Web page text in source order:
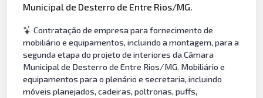
Municipal de Desterro de Entre Rios/MG.
Contratação de empresa para fornecimento de
mobiliário e equipamentos, incluindo a montagem, para a
segunda etapa do projeto de interiores da Câmara
Municipal de Desterro de Entre Rios/MG. Mobiliário e
equipamentos para o plenário e secretaria, incluindo
móveis planejados, cadeiras, poltronas, puffs,